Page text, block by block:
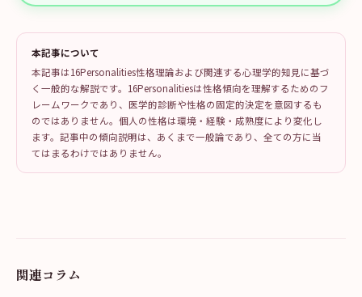
本記事について
本記事は16Personalities性格理論および関連する心理学的知見に基づ
く一般的な解説です。16Personalitiesは性格傾向を理解するためのフ
レームワークであり、医学的診断や性格の固定的決定を意図するも
のではありません。個人の性格は環境・経験・成熟度により変化し
ます。記事中の傾向説明は、あくまで一般論であり、全ての方に当
てはまるわけではありません。
関連コラム